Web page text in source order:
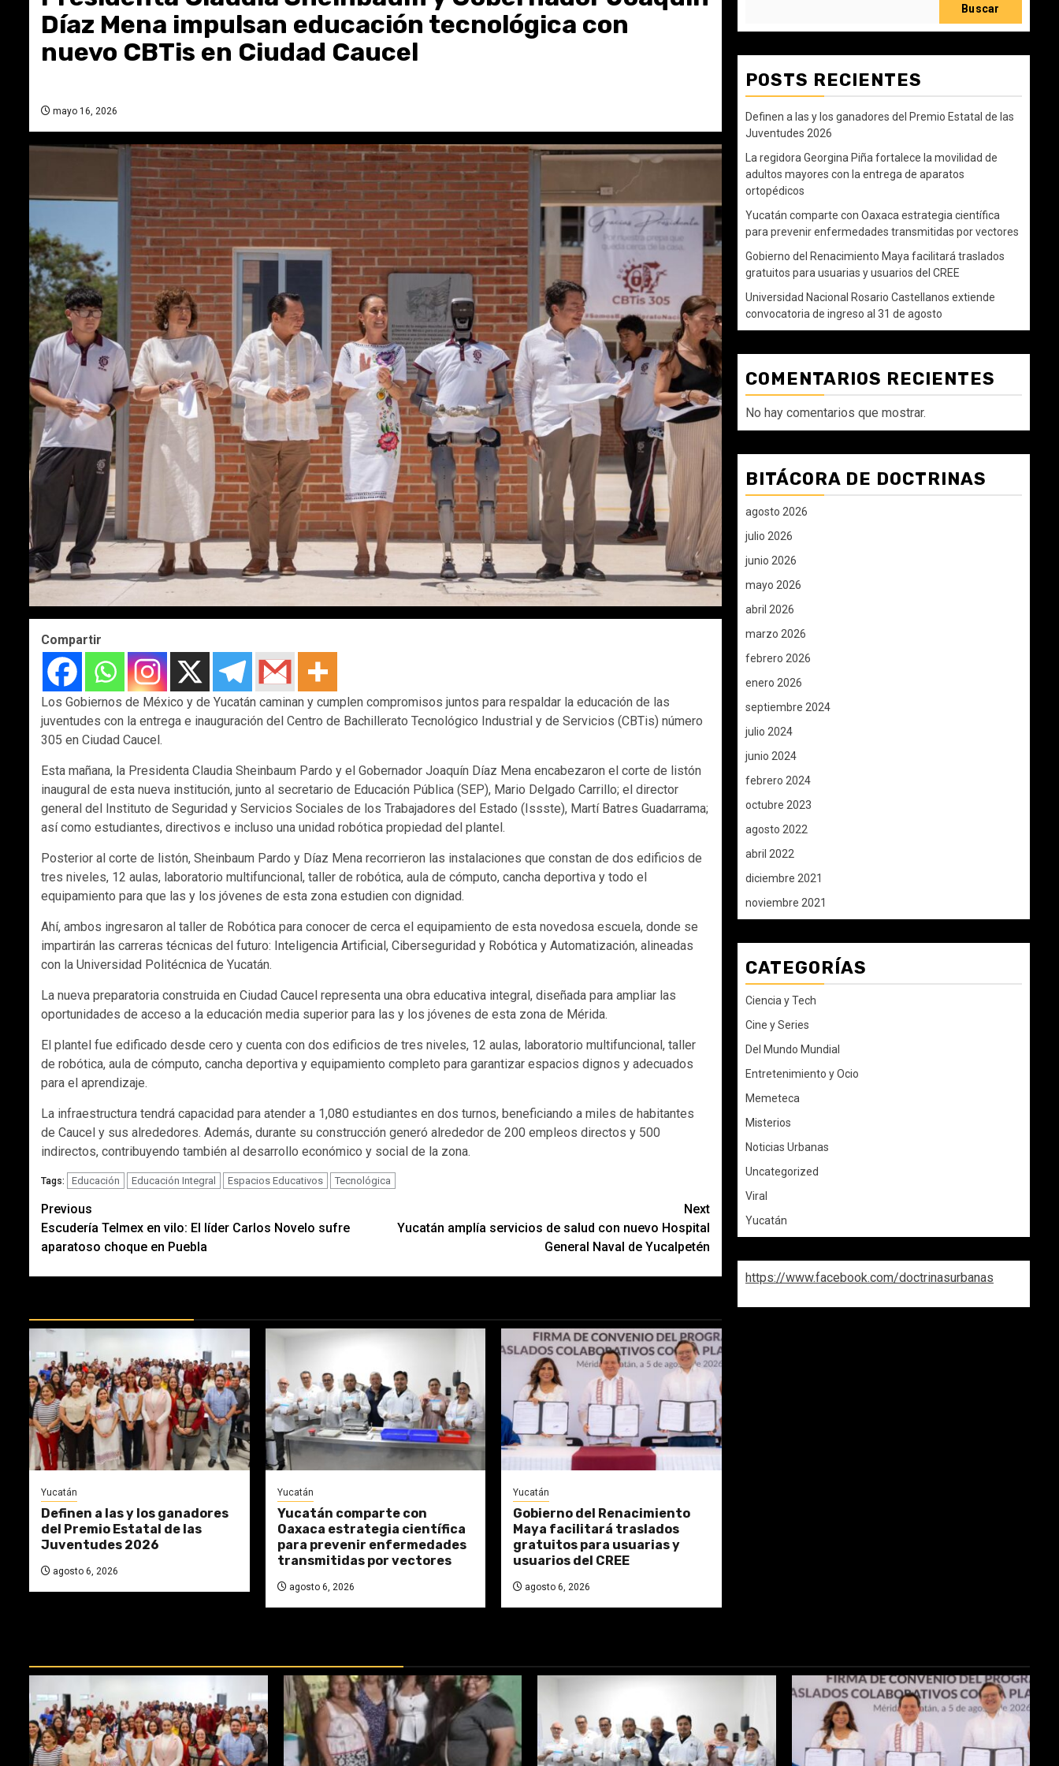
Díaz Mena impulsan educación tecnológica con
nuevo CBTis en Ciudad Caucel
mayo 16, 2026
Compartir
Los Gobiernos de México y de Yucatán caminan y cumplen compromisos juntos para respaldar la educación de las
juventudes con la entrega e inauguración del Centro de Bachillerato Tecnológico Industrial y de Servicios (CBTis) número
305 en Ciudad Caucel.
Esta mañana, la Presidenta Claudia Sheinbaum Pardo y el Gobernador Joaquín Díaz Mena encabezaron el corte de listón
inaugural de esta nueva institución, junto al secretario de Educación Pública (SEP), Mario Delgado Carrillo; el director
general del Instituto de Seguridad y Servicios Sociales de los Trabajadores del Estado (Issste), Martí Batres Guadarrama;
así como estudiantes, directivos e incluso una unidad robótica propiedad del plantel.
Posterior al corte de listón, Sheinbaum Pardo y Díaz Mena recorrieron las instalaciones que constan de dos edificios de
tres niveles, 12 aulas, laboratorio multifuncional, taller de robótica, aula de cómputo, cancha deportiva y todo el
equipamiento para que las y los jóvenes de esta zona estudien con dignidad.
Ahí, ambos ingresaron al taller de Robótica para conocer de cerca el equipamiento de esta novedosa escuela, donde se
impartirán las carreras técnicas del futuro: Inteligencia Artificial, Ciberseguridad y Robótica y Automatización, alineadas
con la Universidad Politécnica de Yucatán.
La nueva preparatoria construida en Ciudad Caucel representa una obra educativa integral, diseñada para ampliar las
oportunidades de acceso a la educación media superior para las y los jóvenes de esta zona de Mérida.
El plantel fue edificado desde cero y cuenta con dos edificios de tres niveles, 12 aulas, laboratorio multifuncional, taller
de robótica, aula de cómputo, cancha deportiva y equipamiento completo para garantizar espacios dignos y adecuados
para el aprendizaje.
La infraestructura tendrá capacidad para atender a 1,080 estudiantes en dos turnos, beneficiando a miles de habitantes
de Caucel y sus alrededores. Además, durante su construcción generó alrededor de 200 empleos directos y 500
indirectos, contribuyendo también al desarrollo económico y social de la zona.
Tags: Educación Educación Integral Espacios Educativos Tecnológica
Post
navigation
Previous
Escudería Telmex en vilo: El líder Carlos Novelo sufre
aparatoso choque en Puebla
Next
Yucatán amplía servicios de salud con nuevo Hospital
General Naval de Yucalpetén
Yucatán
Definen a las y los ganadores
del Premio Estatal de las
Juventudes 2026
agosto 6, 2026
Yucatán
Yucatán comparte con
Oaxaca estrategia científica
para prevenir enfermedades
transmitidas por vectores
agosto 6, 2026
Yucatán
Gobierno del Renacimiento
Maya facilitará traslados
gratuitos para usuarias y
usuarios del CREE
agosto 6, 2026
Buscar
POSTS RECIENTES
Definen a las y los ganadores del Premio Estatal de las
Juventudes 2026
La regidora Georgina Piña fortalece la movilidad de
adultos mayores con la entrega de aparatos
ortopédicos
Yucatán comparte con Oaxaca estrategia científica
para prevenir enfermedades transmitidas por vectores
Gobierno del Renacimiento Maya facilitará traslados
gratuitos para usuarias y usuarios del CREE
Universidad Nacional Rosario Castellanos extiende
convocatoria de ingreso al 31 de agosto
COMENTARIOS RECIENTES
No hay comentarios que mostrar.
BITÁCORA DE DOCTRINAS
agosto 2026
julio 2026
junio 2026
mayo 2026
abril 2026
marzo 2026
febrero 2026
enero 2026
septiembre 2024
julio 2024
junio 2024
febrero 2024
octubre 2023
agosto 2022
abril 2022
diciembre 2021
noviembre 2021
CATEGORÍAS
Ciencia y Tech
Cine y Series
Del Mundo Mundial
Entretenimiento y Ocio
Memeteca
Misterios
Noticias Urbanas
Uncategorized
Viral
Yucatán
https://www.facebook.com/doctrinasurbanas